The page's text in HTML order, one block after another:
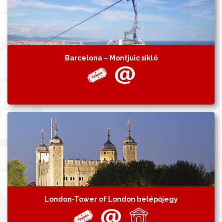
Barcelona – Montjuic sikló
London-Tower of London belépőjegy